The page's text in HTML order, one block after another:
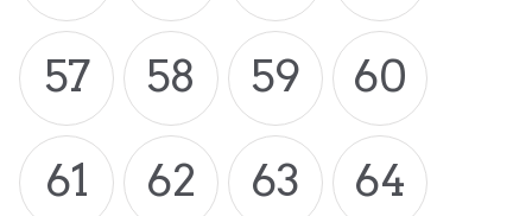
57
58 59
60
61
62 63
64